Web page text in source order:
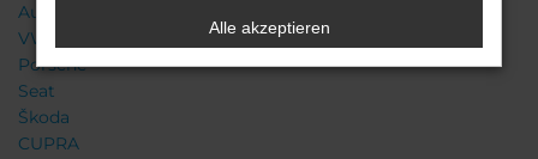
Audi
VW
Porsche
Seat
Škoda
CUPRA
Alle akzeptieren